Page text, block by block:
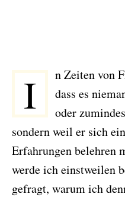
I
n Zeiten von
dass es
oder
sondern weil er sich
Erfahrungen belehren
werde ich einstweilen
gefragt, warum ich